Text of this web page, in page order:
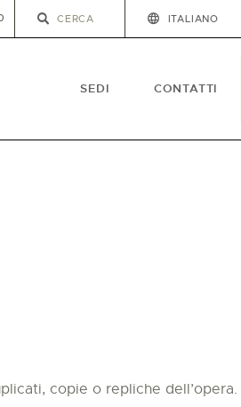
ITALIANO
SEDI CONTATTI
copie o repliche dell’opera.